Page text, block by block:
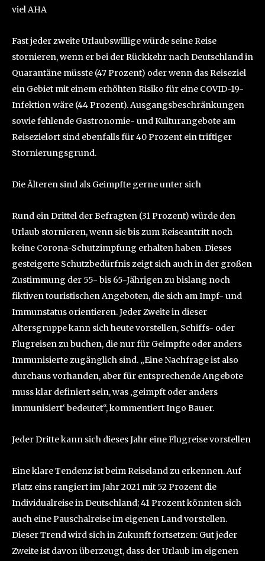
viel AHA
Fast jeder zweite Urlaubswillige würde seine Reise
stornieren, wenn er bei der Rückkehr nach Deutschland in
Quarantäne müsste (47 Prozent) oder wenn das Reiseziel
ein Gebiet mit einem erhöhten Risiko für eine COVID-19-
Infektion wäre (44 Prozent). Ausgangsbeschränkungen
sowie fehlende Gastronomie- und Kulturangebote am
Reisezielort sind ebenfalls für 40 Prozent ein triftiger
Stornierungsgrund.
Die Älteren sind als Geimpfte gerne unter sich
Rund ein Drittel der Befragten (31 Prozent) würde den
Urlaub stornieren, wenn sie bis zum Reiseantritt noch
keine Corona-Schutzimpfung erhalten haben. Dieses
gesteigerte Schutzbedürfnis zeigt sich auch in der großen
Zustimmung der 55- bis 65-Jährigen zu bislang noch
fiktiven touristischen Angeboten, die sich am Impf- und
Immunstatus orientieren. Jeder Zweite in dieser
Altersgruppe kann sich heute vorstellen, Schiffs- oder
Flugreisen zu buchen, die nur für Geimpfte oder anders
Immunisierte zugänglich sind. „Eine Nachfrage ist also
durchaus vorhanden, aber für entsprechende Angebote
muss klar definiert sein, was ‚geimpft oder anders
immunisiert‘ bedeutet“, kommentiert Ingo Bauer.
Jeder Dritte kann sich dieses Jahr eine Flugreise vorstellen
Eine klare Tendenz ist beim Reiseland zu erkennen. Auf
Platz eins rangiert im Jahr 2021 mit 52 Prozent die
Individualreise in Deutschland; 41 Prozent könnten sich
auch eine Pauschalreise im eigenen Land vorstellen.
Dieser Trend wird sich in Zukunft fortsetzen: Gut jeder
Zweite ist davon überzeugt, dass der Urlaub im eigenen